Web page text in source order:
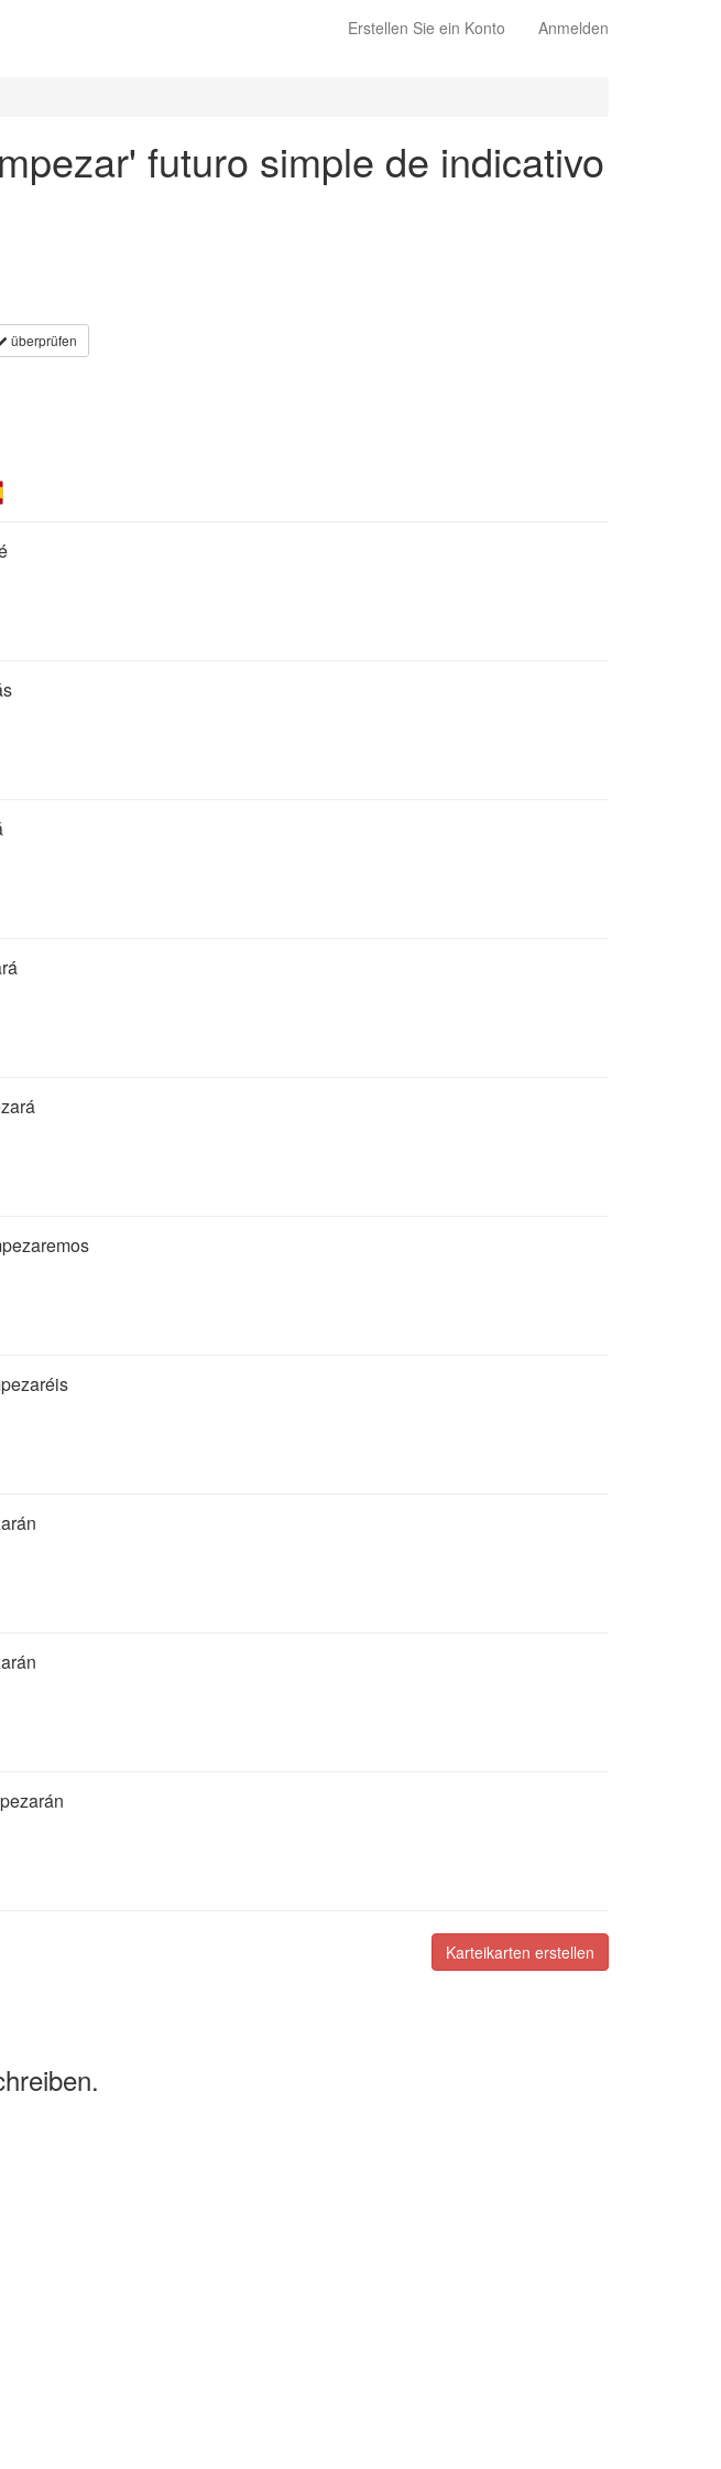
Erstellen Sie ein Konto Anmelden
futuro simple de indicativo
überprüfen
Karteikarten erstellen